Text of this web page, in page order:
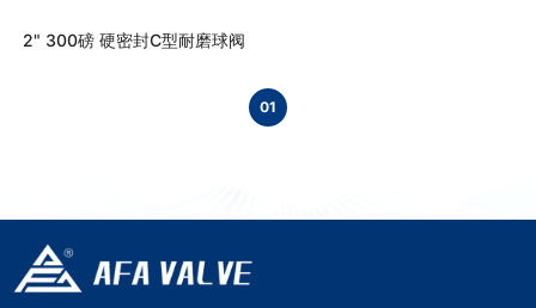
2" 300磅 硬密封C型耐磨球阀
01